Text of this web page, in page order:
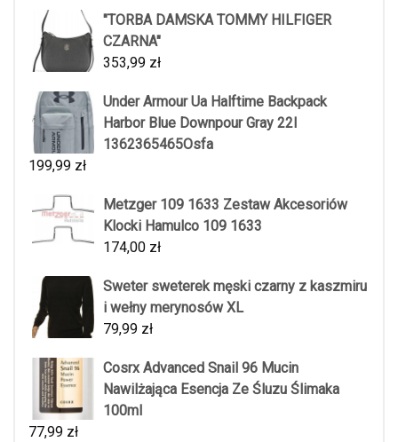
"TORBA DAMSKA TOMMY HILFIGER
CZARNA"
353,99 zł
Under Armour Ua Halftime Backpack
Harbor Blue Downpour Gray 22l
1362365465Osfa
199,99 zł
Metzger 109 1633 Zestaw Akcesoriów
Klocki Hamulco 109 1633
174,00 zł
Sweter sweterek męski czarny z kaszmiru
i wełny merynosów XL
79,99 zł
Cosrx Advanced Snail 96 Mucin
Nawilżająca Esencja Ze Śluzu Ślimaka
100ml
77,99 zł